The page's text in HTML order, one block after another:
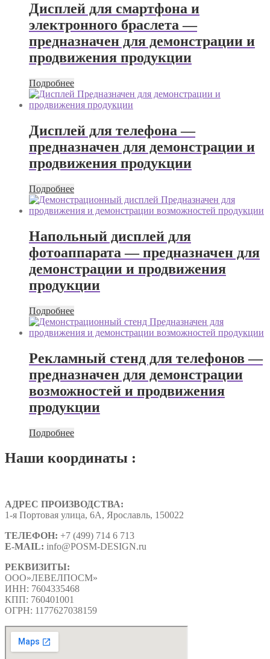
Дисплей для смартфона и
электронного браслета —
предназначен для демонстрации и
продвижения продукции
Подробнее
Дисплей для телефона —
предназначен для демонстрации и
продвижения продукции
Подробнее
Напольный дисплей для
фотоаппарата — предназначен для
демонстрации и продвижения
продукции
Подробнее
Рекламный стенд для телефонов —
предназначен для демонстрации
возможностей и продвижения
продукции
Подробнее
Наши координаты :
АДРЕС ПРОИЗВОДСТВА:
1-я Портовая улица, 6А, Ярославль, 150022
ТЕЛЕФОН: +7 (499) 714 6 713
E-MAIL: info@POSM-DESIGN.ru
РЕКВИЗИТЫ:
ООО»ЛЕВЕЛПОСМ»
ИНН: 7604335468
КПП: 760401001
ОГРН: 1177627038159